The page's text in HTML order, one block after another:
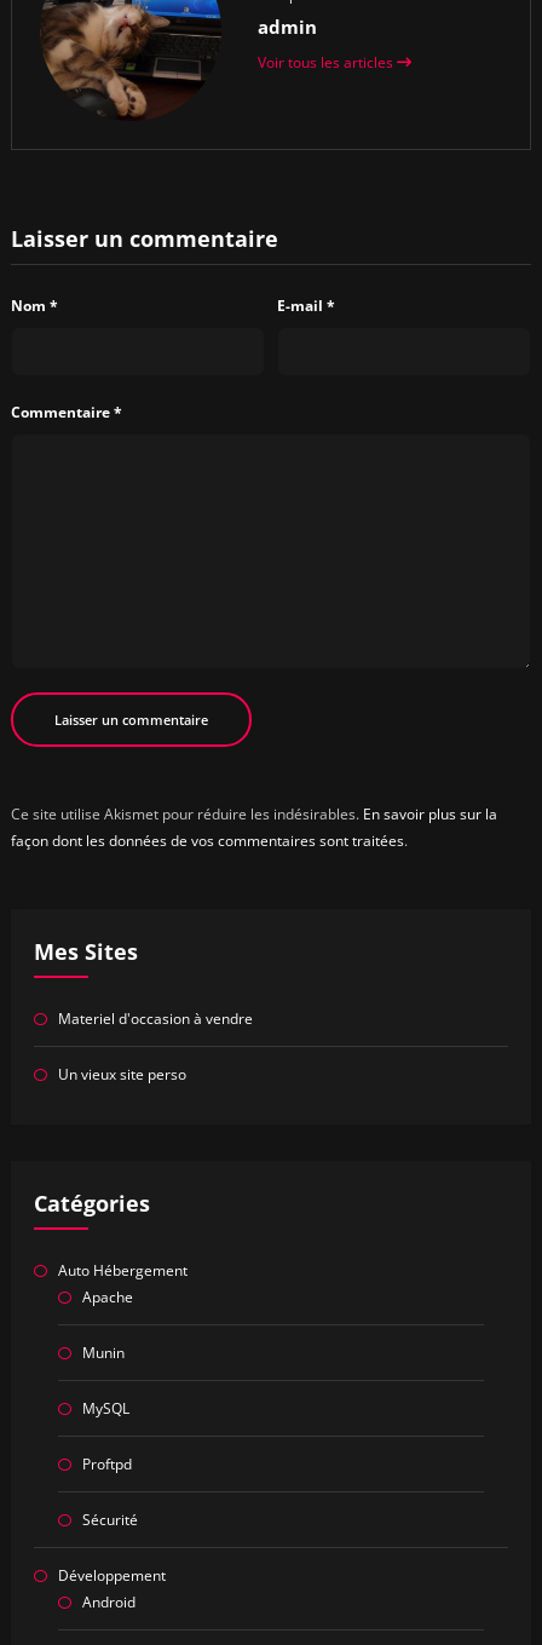
admin
Voir tous les articles
Laisser un commentaire
Nom * E-mail *
Commentaire*
Ce site utilise Akismet pour réduire les indésirables. En savoir plus sur la
façon dont les données de vos commentaires sont traitées.
Mes Sites
Materiel d'occasion à vendre
Un vieux site perso
Catégories
Auto Hébergement
Apache
Munin
MySQL
Proftpd
Sécurité
Développement
Android